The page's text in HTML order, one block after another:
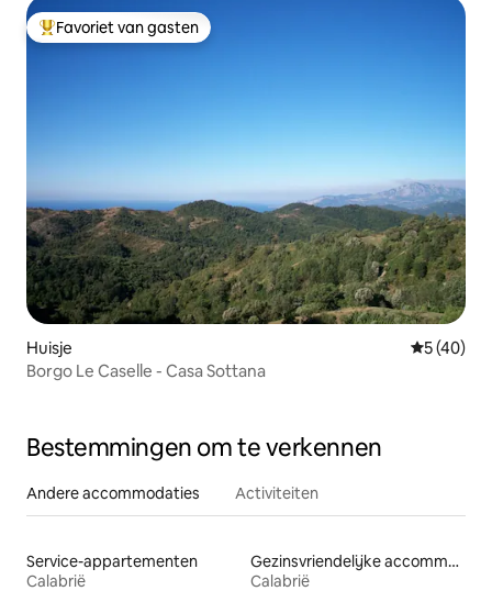
Topfavoriet van gasten
Favoriet van gasten
Huisje
5 (40)
Borgo Le Caselle - Casa Sottana
Bestemmingen om te verkennen
Andere accommodaties Activiteiten
Service-appartementen
Calabrië
Gezinsvriendelijke accommodaties
Calabrië